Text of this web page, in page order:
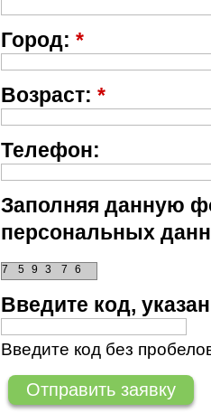
Город: *
Возраст: *
Телефон:
Заполняя данную
персональных
5
7 9 7
3 6
Введите код,
Введите код без